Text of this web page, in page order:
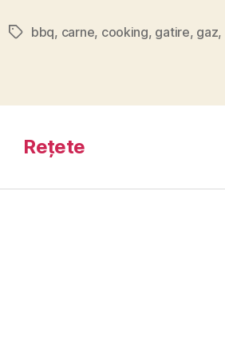
Etichete
bbq, carne, cooking, gatire, gaz,
Rețete